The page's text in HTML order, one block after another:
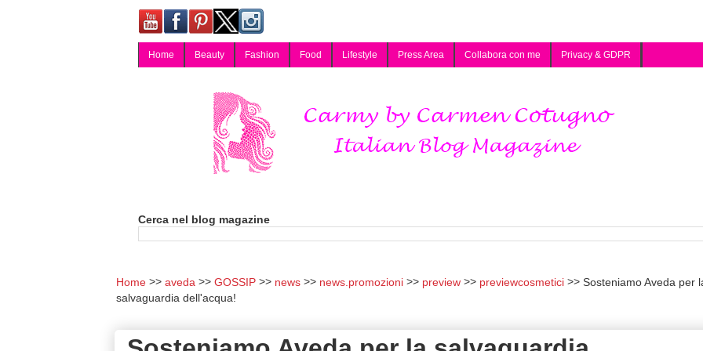
Home Beauty Fashion Food Lifestyle Press Area Collabora con me Privacy & GDPR
Cerca nel blog magazine
Home aveda GOSSIP news news.promozioni preview previewcosmetici
Sosteniamo Aveda per
salvaguardia dell'acqua!